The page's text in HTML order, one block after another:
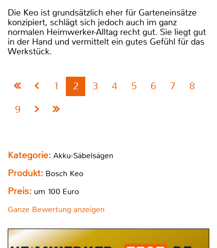
Die Keo ist grundsätzlich eher für Garteneinsätze
konzipiert, schlägt sich jedoch auch im ganz
normalen Heimwerker-Alltag recht gut. Sie liegt gut
in der Hand und vermittelt ein gutes Gefühl für das
Werkstück.
1 2 3 4 5 6 7
8
9
Kategorie: Akku-Säbelsägen
Produkt: Bosch Keo
Preis: um 100 Euro
Ganze Bewertung anzeigen